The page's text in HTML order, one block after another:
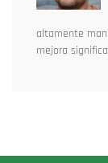
altamente
mejora